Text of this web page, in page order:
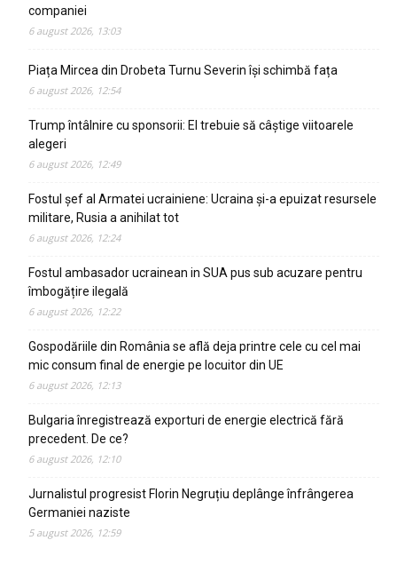
companiei
6 august 2026, 13:03
Piața Mircea din Drobeta Turnu Severin își schimbă fața
6 august 2026, 12:54
Trump întâlnire cu sponsorii: El trebuie să câștige viitoarele
alegeri
6 august 2026, 12:49
Fostul șef al Armatei ucrainiene: Ucraina și-a epuizat resursele
militare, Rusia a anihilat tot
6 august 2026, 12:24
Fostul ambasador ucrainean in SUA pus sub acuzare pentru
îmbogățire ilegală
6 august 2026, 12:22
Gospodăriile din România se află deja printre cele cu cel mai
mic consum final de energie pe locuitor din UE
6 august 2026, 12:13
Bulgaria înregistrează exporturi de energie electrică fără
precedent. De ce?
6 august 2026, 12:10
Jurnalistul progresist Florin Negruțiu deplânge înfrângerea
Germaniei naziste
5 august 2026, 12:59